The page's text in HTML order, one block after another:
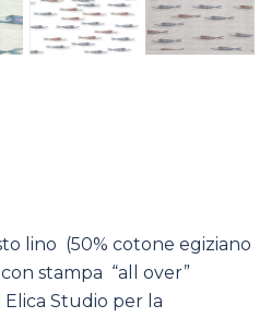
lino (50% cotone egiziano
stampa “all over”
Studio per la